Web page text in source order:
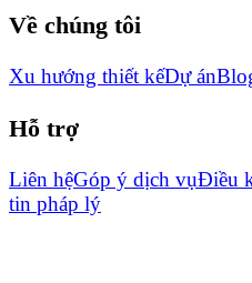
Về chúng tôi
Xu hướng thiết kếDự án
Hỗ trợ
Liên hệGóp ý dịch vụĐiều
tin pháp lý